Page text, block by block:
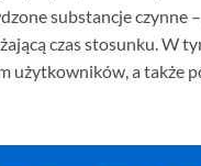
substancje czynne –
czas stosunku. W
użytkowników, a także